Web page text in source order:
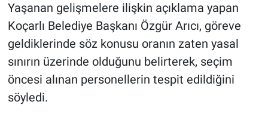
Yaşanan gelişmelere ilişkin açıklama yapan
Koçarlı Belediye Başkanı Özgür Arıcı, göreve
geldiklerinde söz konusu oranın zaten yasal
sınırın üzerinde olduğunu belirterek, seçim
öncesi alınan personellerin tespit edildiğini
söyledi.